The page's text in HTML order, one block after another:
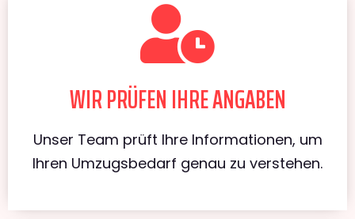
WIR PRÜFEN IHRE ANGABEN
Unser Team prüft Ihre Informationen, um
Ihren Umzugsbedarf genau zu verstehen.